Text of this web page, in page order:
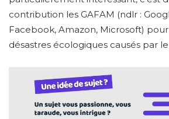
contribution les GAFAM (ndlr :
Facebook, Amazon, Microsoft)
désastres écologiques causés par